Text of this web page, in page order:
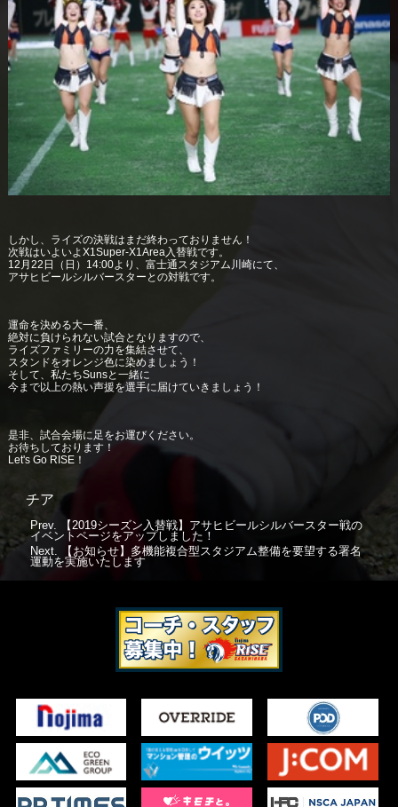
しかし、ライズの決戦はまだ終わっておりません！
次戦はいよいよX1Super-X1Area入替戦です。
12月22日（日）14:00より、富士通スタジアム川崎にて、
アサヒビールシルバースターとの対戦です。
運命を決める大一番、
絶対に負けられない試合となりますので、
ライズファミリーの力を集結させて、
スタンドをオレンジ色に染めましょう！
そして、私たちSunsと一緒に
今まで以上の熱い声援を選手に届けていきましょう！
是非、試合会場に足をお運びください。
お待ちしております！
Let's Go RISE！
チア
Prev.
【2019シーズン入替戦】アサヒビールシルバースター戦の
イベントページをアップしました！
Next.
【お知らせ】多機能複合型スタジアム整備を要望する署名
運動を実施いたします